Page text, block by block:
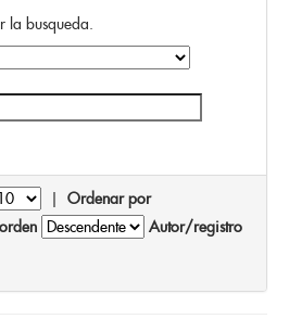
la busqueda.
| Ordenar por
Autor/registro